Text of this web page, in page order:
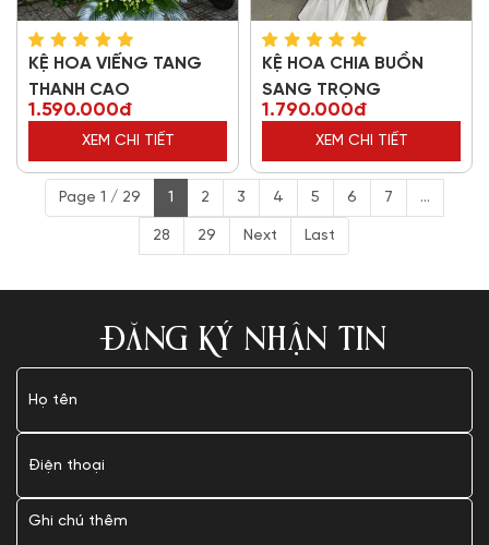
KỆ HOA VIẾNG TANG
THANH CAO
1.590.000đ
XEM CHI TIẾT
KỆ HOA CHIA BUỒN
SANG TRỌNG
1.790.000đ
XEM CHI TIẾT
Page 1 / 29 1 2 3 4 5 6 7 ...
28 29 Next Last
ĐĂNG KÝ NHẬN TIN